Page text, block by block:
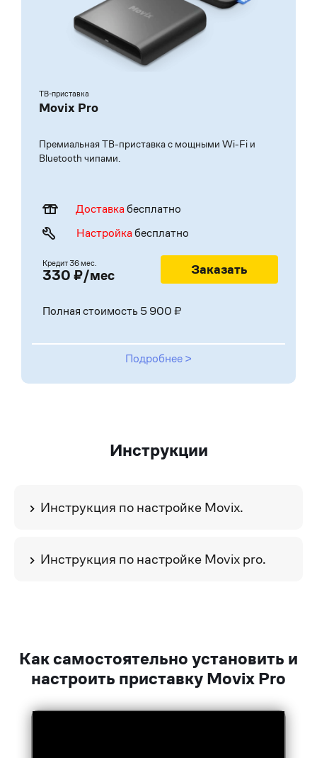
ТВ-приставка
Movix Pro
Премиальная ТВ-приставка с мощными Wi-Fi и
Bluetooth чипами.
Доставкабесплатно
Настройкабесплатно
Кредит36 мес.
330 ₽/мес Заказать
Полная стоимость 5 900 ₽
Подробнее >
Инструкции
Инструкция по настройке Movix.
Инструкция по настройке Movix pro.
Как самостоятельно установить и
настроить приставку Movix Pro